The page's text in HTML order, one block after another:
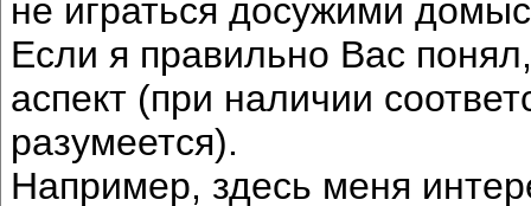
не играться досужими
Если я правильно Вас
аспект (при наличии
разумеется).
Например, здесь меня